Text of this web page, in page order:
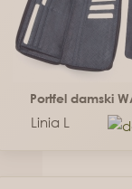
Portfel damski
Linia L